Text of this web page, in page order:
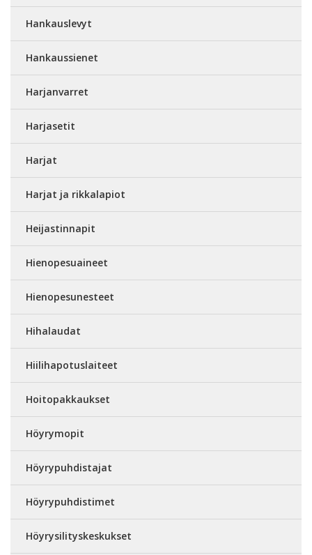
Hankauslevyt
Hankaussienet
Harjanvarret
Harjasetit
Harjat
Harjat ja rikkalapiot
Heijastinnapit
Hienopesuaineet
Hienopesunesteet
Hihalaudat
Hiilihapotuslaiteet
Hoitopakkaukset
Höyrymopit
Höyrypuhdistajat
Höyrypuhdistimet
Höyrysilityskeskukset